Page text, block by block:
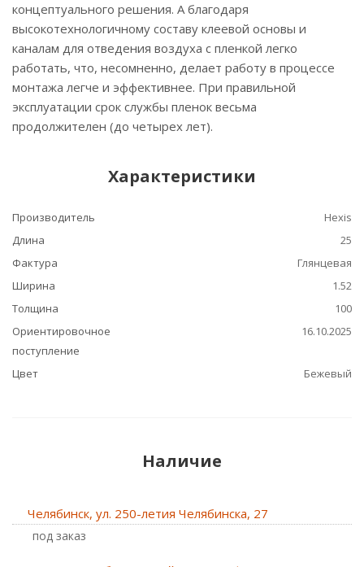
концептуального решения. А благодаря
высокотехнологичному составу клеевой основы и
каналам для отведения воздуха с пленкой легко
работать, что, несомненно, делает работу в процессе
монтажа легче и эффективнее. При правильной
эксплуатации срок службы пленок весьма
продолжителен (до четырех лет).
Характеристики
Производитель
Hexis
Длина
25
Фактура
Глянцевая
Ширина
1.52
Толщина
100
Ориентировочное
поступление
16.10.2025
Цвет Бежевый
Наличие
Челябинск, ул. 250-летия Челябинска, 27
Под заказ